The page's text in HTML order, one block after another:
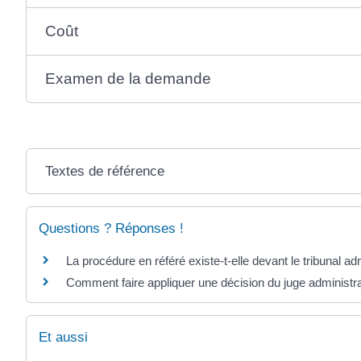
Coût
Examen de la demande
Textes de référence
Questions ? Réponses !
La procédure en référé existe-t-elle devant le tribunal
Comment faire appliquer une décision du juge
Et aussi